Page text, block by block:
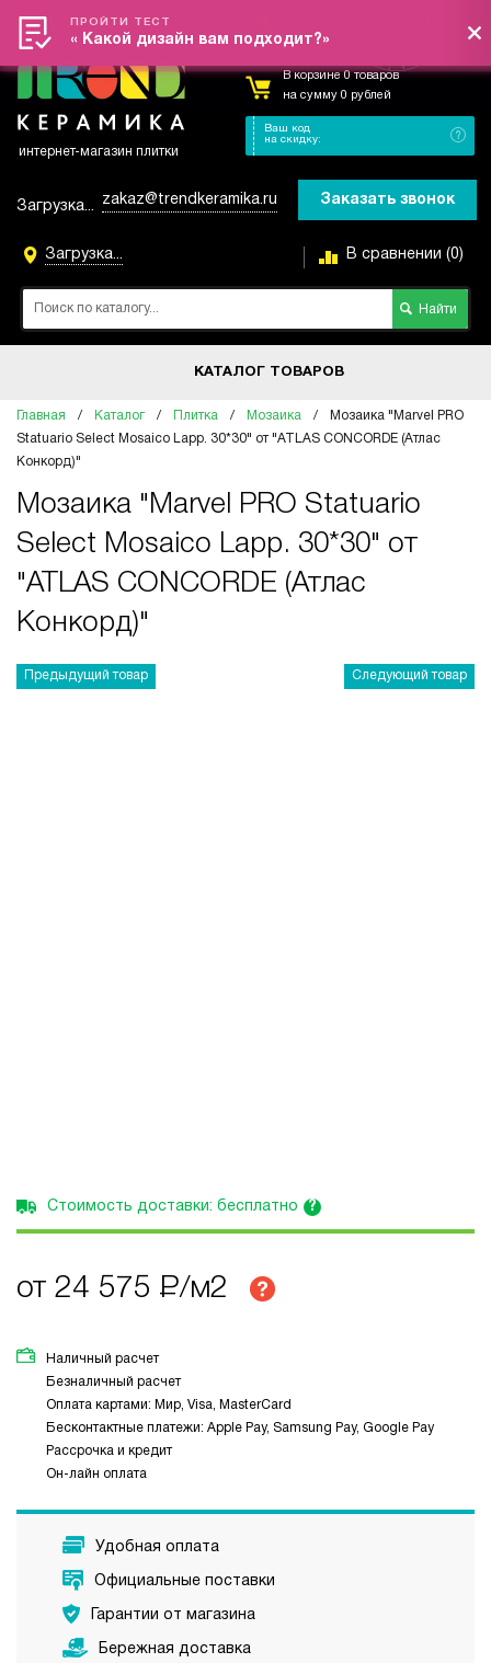
ПРОЙТИ ТЕСТ
« Какой дизайн вам подходит?»
Меню
интернет-магазин плитки
Загрузка... zakaz@trendkeramika.ru Заказать звонок
Загрузка... В сравнении (0)
В корзине 0 товаров
на сумму 0 рублей
Ваш код
на скидку:
КАТАЛОГ ТОВАРОВ
Главная / Каталог / Плитка / Мозаика /
Мозаика "Marvel PRO
Statuario Select Mosaico Lapp. 30*30" от "ATLAS CONCORDE (Атлас
Конкорд)"
Мозаика "Marvel PRO Statuario
Select Mosaico Lapp. 30*30" от
"ATLAS CONCORDE (Атлас
Конкорд)"
Предыдущий товар Следующий товар
Стоимость доставки: бесплатно ?
от 24 575 Р/м2
Наличный расчет
Безналичный расчет
Оплата картами: Мир, Visa, MasterCard
Бесконтактные платежи: Apple Pay, Samsung Pay, Google Pay
Рассрочка и кредит
Он-лайн оплата
Удобная оплата
Официальные поставки
Гарантии от магазина
Бережная доставка